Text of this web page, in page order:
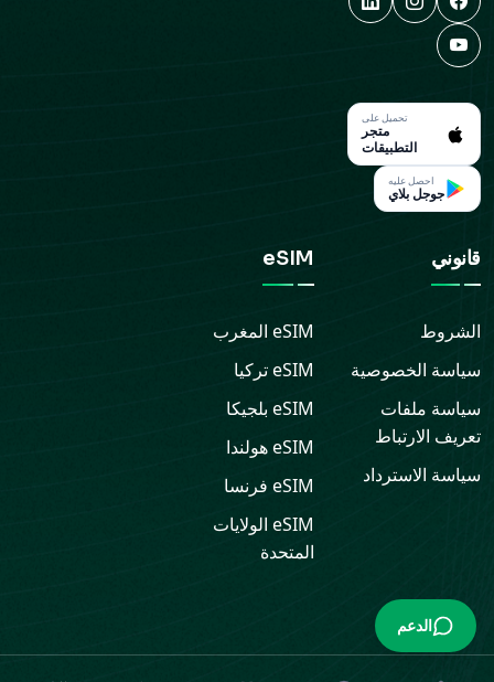
تحميل على
متجر
التطبيقات
احصل عليه
جوجل بلاي
قانوني
الشروط
سياسة الخصوصية
سياسة ملفات
تعريف الارتباط
سياسة الاسترداد
eSIM
eSIM المغرب
eSIMتركيا
eSIM بلجيكا
eSIMهولندا
eSIM فرنسا
eSIM الولايات
المتحدة
الدعم